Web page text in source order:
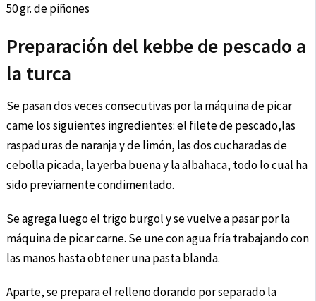
50 gr. de piñones
Preparación del kebbe de pescado a
la turca
Se pasan dos veces consecutivas por la máquina de picar
came los siguientes ingredientes: el filete de pescado,las
raspaduras de naranja y de limón, las dos cucharadas de
cebolla picada, la yerba buena y la albahaca, todo lo cual ha
sido previamente condimentado.
Se agrega luego el trigo burgol y se vuelve a pasar por la
máquina de picar carne. Se une con agua fría trabajando con
las manos hasta obtener una pasta blanda.
Aparte, se prepara el relleno dorando por separado la